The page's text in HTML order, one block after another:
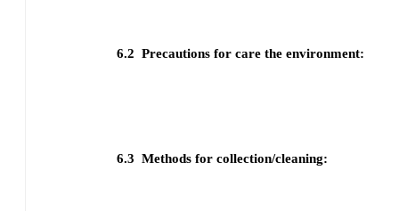
6.2 Precautions for care the environment:
6.3 Methods for collection/cleaning: